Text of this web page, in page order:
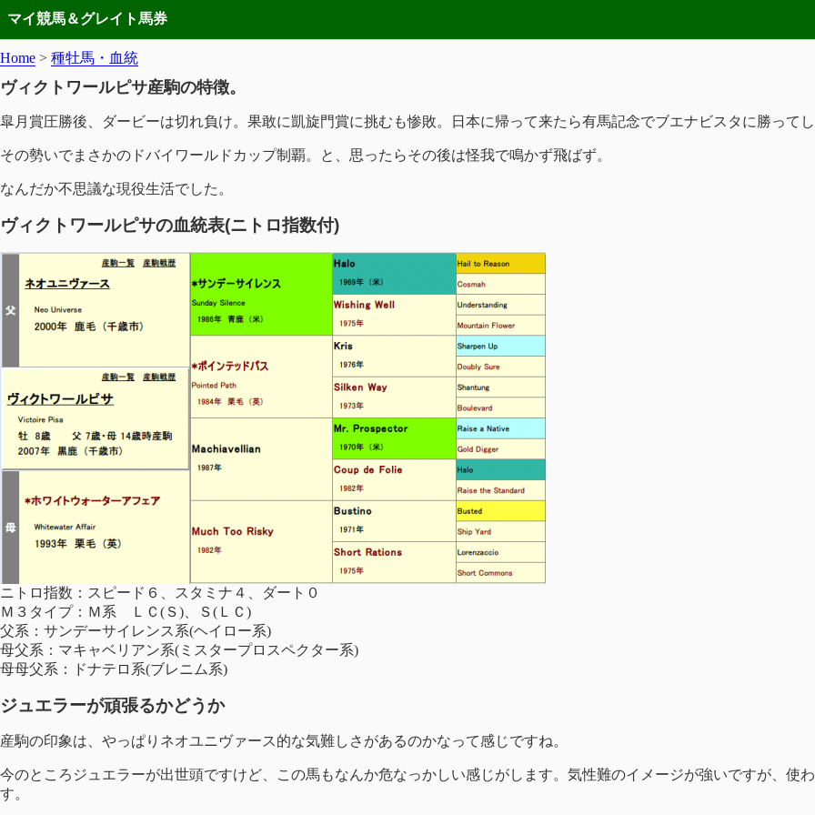
マイ競馬＆グレイト馬券
Home > 種牡馬・血統
ヴィクトワールピサ産駒の特徴。
皐月賞圧勝後、ダービーは切れ負け。果敢に凱旋門賞に挑むも惨敗。日本に帰って来たら有馬記念でブエナビスタに勝ってし
その勢いでまさかのドバイワールドカップ制覇。と、思ったらその後は怪我で鳴かず飛ばず。
なんだか不思議な現役生活でした。
ヴィクトワールピサの血統表(ニトロ指数付)
ニトロ指数：スピード６、スタミナ４、ダート０
Ｍ３タイプ：Ｍ系 ＬＣ(Ｓ)、Ｓ(ＬＣ)
父系：サンデーサイレンス系(ヘイロー系)
母父系：マキャベリアン系(ミスタープロスペクター系)
母母父系：ドナテロ系(ブレニム系)
ジュエラーが頑張るかどうか
産駒の印象は、やっぱりネオユニヴァース的な気難しさがあるのかなって感じですね。
今のところジュエラーが出世頭ですけど、この馬もなんか危なっかしい感じがします。気性難のイメージが強いですが、使
す。